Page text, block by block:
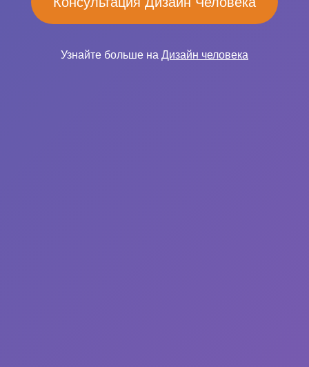
Узнайте больше на Дизайн человека